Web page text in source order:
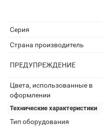
Серия
Страна производитель
ПРЕДУПРЕЖДЕНИЕ
Цвета, использованные в
оформлении
Технические характеристики
Тип оборудования